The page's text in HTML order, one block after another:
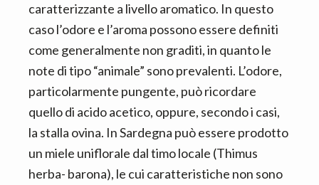
caratterizzante a livello aromatico. In questo
caso l’odore e l’aroma possono essere definiti
come generalmente non graditi, in quanto le
note di tipo “animale” sono prevalenti. L’odore,
particolarmente pungente, può ricordare
quello di acido acetico, oppure, secondo i casi,
la stalla ovina. In Sardegna può essere prodotto
un miele uniflorale dal timo locale (Thimus
herba- barona), le cui caratteristiche non sono